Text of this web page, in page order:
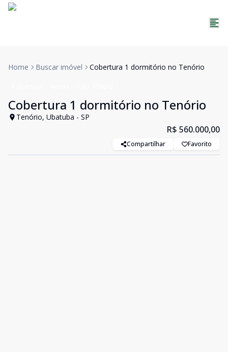
Home Buscar imóvel Cobertura 1 dormitório no Tenório
Cobertura 1 dormitório no Tenório
Tenório, Ubatuba - SP
R$ 560.000,00
Compartilhar Favorito